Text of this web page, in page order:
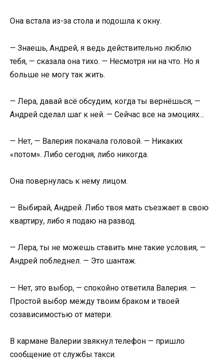
Она встала из-за стола и подошла к окну.
— Знаешь, Андрей, я ведь действительно люблю
тебя, — сказала она тихо. — Несмотря ни на что. Но я
больше не могу так жить.
— Лера, давай всё обсудим, когда ты вернёшься, —
Андрей сделал шаг к ней. — Сейчас все на эмоциях…
— Нет, — Валерия покачала головой. — Никаких
«потом». Либо сегодня, либо никогда.
Она повернулась к нему лицом.
— Выбирай, Андрей. Либо твоя мать съезжает в свою
квартиру, либо я подаю на развод.
— Лера, ты не можешь ставить мне такие условия, —
Андрей побледнел. — Это шантаж.
— Нет, это выбор, — спокойно ответила Валерия. —
Простой выбор между твоим браком и твоей
созависимостью от матери.
В кармане Валерии звякнул телефон — пришло
сообщение от службы такси.